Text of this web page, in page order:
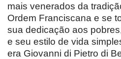
mais venerados da
Ordem Franciscana e se
sua dedicação aos
e seu estilo de vida
era Giovanni di Pietro di